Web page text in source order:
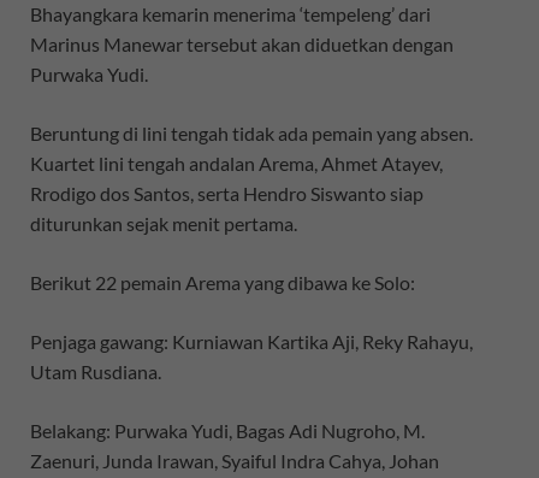
Bhayangkara kemarin menerima ‘tempeleng’ dari
Marinus Manewar tersebut akan diduetkan dengan
Purwaka Yudi.
Beruntung di lini tengah tidak ada pemain yang absen.
Kuartet lini tengah andalan Arema, Ahmet Atayev,
Rrodigo dos Santos, serta Hendro Siswanto siap
diturunkan sejak menit pertama.
Berikut 22 pemain Arema yang dibawa ke Solo:
Penjaga gawang: Kurniawan Kartika Aji, Reky Rahayu,
Utam Rusdiana.
Belakang: Purwaka Yudi, Bagas Adi Nugroho, M.
Zaenuri, Junda Irawan, Syaiful Indra Cahya, Johan